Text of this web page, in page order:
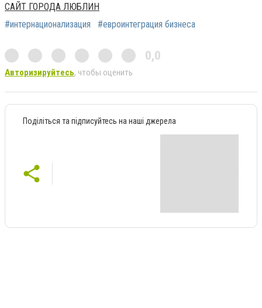
САЙТ ГОРОДА ЛЮБЛИН
#интернационализация
#евроинтеграция бизнеса
0,0
Авторизируйтесь, чтобы оценить
Поділіться та підписуйтесь на наші джерела